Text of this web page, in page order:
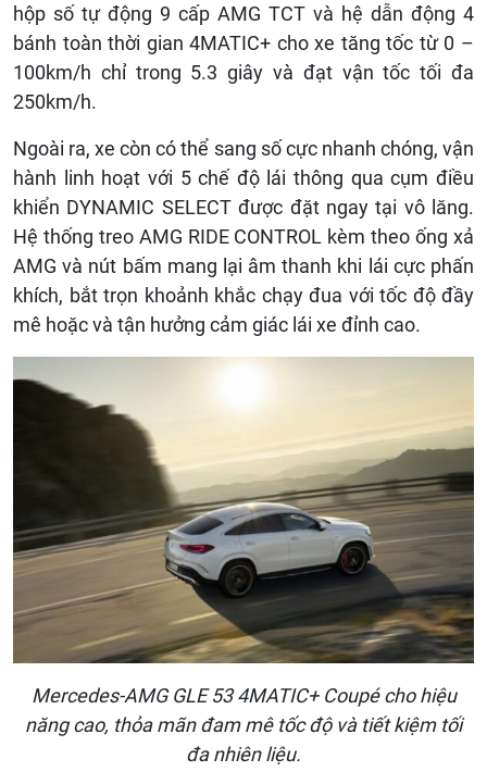
hộp số tự động 9 cấp AMG TCT và hệ dẫn động 4
bánh toàn thời gian 4MATIC+ cho xe tăng tốc từ 0 –
100km/h chỉ trong 5.3 giây và đạt vận tốc tối đa
250km/h.
Ngoài ra, xe còn có thể sang số cực nhanh chóng, vận
hành linh hoạt với 5 chế độ lái thông qua cụm điều
khiển DYNAMIC SELECT được đặt ngay tại vô lăng.
Hệ thống treo AMG RIDE CONTROL kèm theo ống xả
AMG và nút bấm mang lại âm thanh khi lái cực phấn
khích, bắt trọn khoảnh khắc chạy đua với tốc độ đầy
mê hoặc và tận hưởng cảm giác lái xe đỉnh cao.
Mercedes-AMG GLE 53 4MATIC+ Coupé cho hiệu
năng cao, thỏa mãn đam mê tốc độ và tiết kiệm tối
đa nhiên liệu.